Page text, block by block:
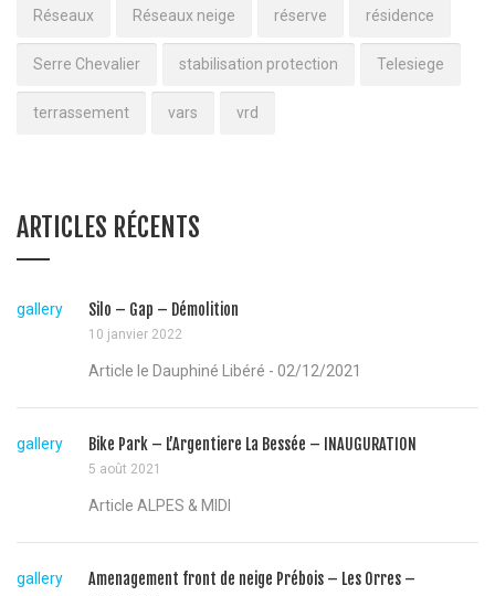
Réseaux Réseaux neige réserve résidence
Serre Chevalier stabilisation protection Telesiege
terrassement vars vrd
ARTICLES RÉCENTS
gallery Silo – Gap – Démolition
10 janvier 2022
Article le Dauphiné Libéré - 02/12/2021
gallery Bike Park – L’Argentiere La Bessée – INAUGURATION
5 août 2021
Article ALPES & MIDI
gallery
Amenagement front de neige Prébois – Les Orres –